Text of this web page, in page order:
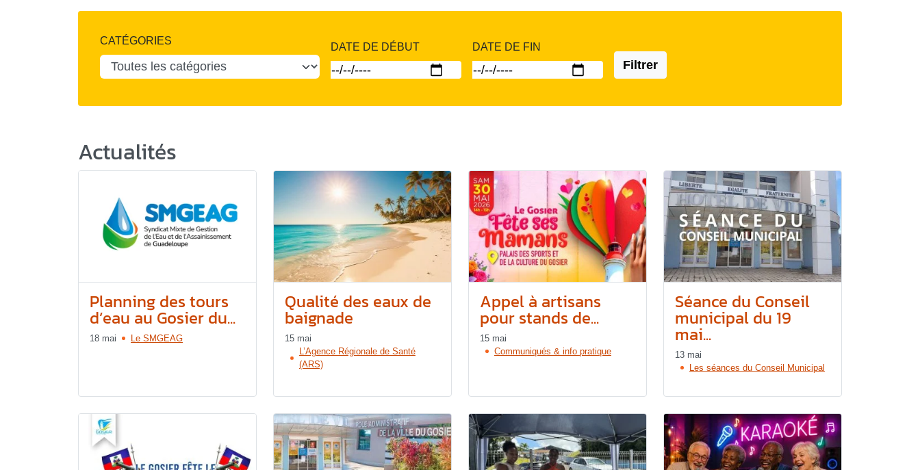
CATÉGORIES
DATE DE DÉBUT DATE DE FIN
Filtrer
Actualités
Planning des tours
d’eau au Gosier du...
18 mai Le SMGEAG
Qualité des eaux de
baignade
15 mai
L’Agence Régionale de Santé
(ARS)
Appel à artisans
pour stands de...
15 mai
Communiqués & info pratique
Séance du Conseil
municipal du 19
mai...
13 mai
Les séances du Conseil Municipal